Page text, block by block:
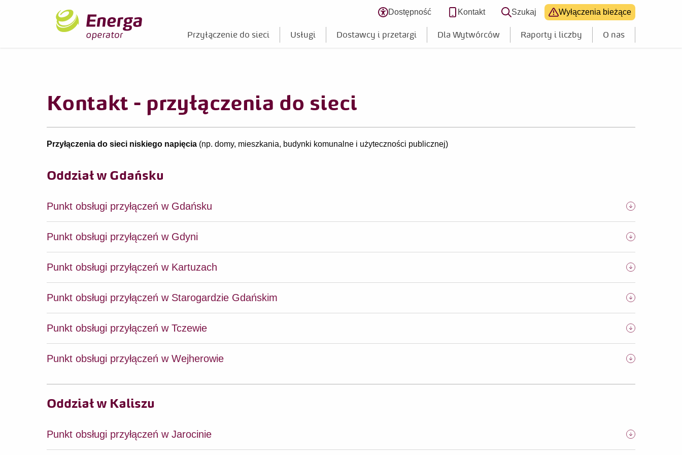
Dostępność
Zmień poziom dostępności
Kontakt Szukaj Wyłączenia bieżące
Przyłączenie do sieci Usługi Dostawcy i przetargi Dla Wytwórców Raporty i liczby O nas
Kontakt - przyłączenia do sieci
Przyłączenia do sieci niskiego napięcia (np. domy, mieszkania, budynki komunalne i użyteczności publicznej)
Oddział w Gdańsku
Punkt obsługi przyłączeń w Gdańsku
Punkt obsługi przyłączeń w Gdyni
Punkt obsługi przyłączeń w Kartuzach
Punkt obsługi przyłączeń w Starogardzie Gdańskim
Punkt obsługi przyłączeń w Tczewie
Punkt obsługi przyłączeń w Wejherowie
Oddział w Kaliszu
Punkt obsługi przyłączeń w Jarocinie